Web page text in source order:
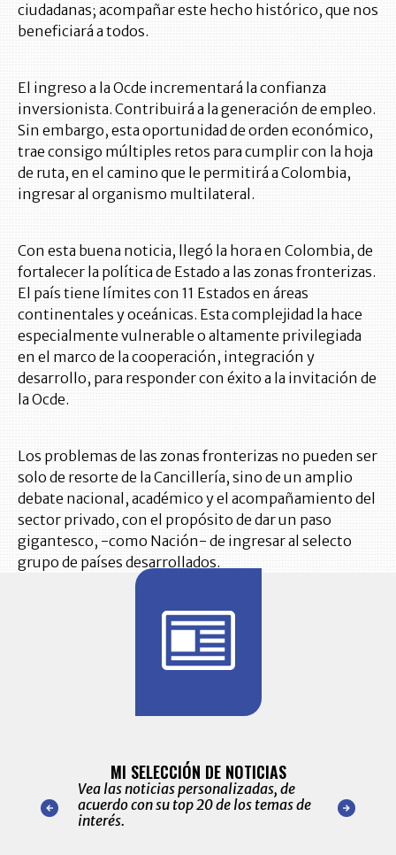
ciudadanas; acompañar este hecho histórico, que nos
beneficiará a todos.
El ingreso a la Ocde incrementará la confianza
inversionista. Contribuirá a la generación de empleo.
Sin embargo, esta oportunidad de orden económico,
trae consigo múltiples retos para cumplir con la hoja
de ruta, en el camino que le permitirá a Colombia,
ingresar al organismo multilateral.
Con esta buena noticia, llegó la hora en Colombia, de
fortalecer la política de Estado a las zonas fronterizas.
El país tiene límites con 11 Estados en áreas
continentales y oceánicas. Esta complejidad la hace
especialmente vulnerable o altamente privilegiada
en el marco de la cooperación, integración y
desarrollo, para responder con éxito a la invitación de
la Ocde.
Los problemas de las zonas fronterizas no pueden ser
solo de resorte de la Cancillería, sino de un amplio
debate nacional, académico y el acompañamiento del
sector privado, con el propósito de dar un paso
gigantesco, -como Nación- de ingresar al selecto
grupo de países desarrollados.
nuestro
para
MI SELECCIÓN DE NOTICIAS
Vea las noticias personalizadas, de
acuerdo con su top 20 de los temas de
interés.
de las